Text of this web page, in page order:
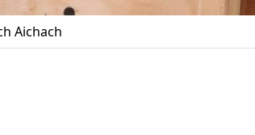
Aichach